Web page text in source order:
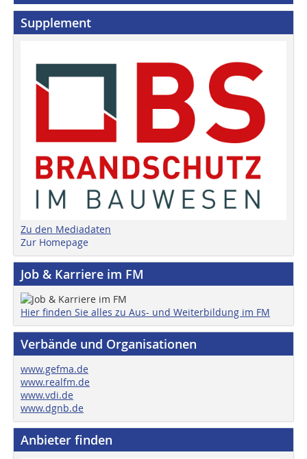
Supplement
Zu den Mediadaten
Zur Homepage
Job & Karriere im FM
Hier finden Sie alles zu Aus- und Weiterbildung im FM
Verbände und Organisationen
www.gefma.de
www.realfm.de
www.vdi.de
www.dgnb.de
Anbieter finden